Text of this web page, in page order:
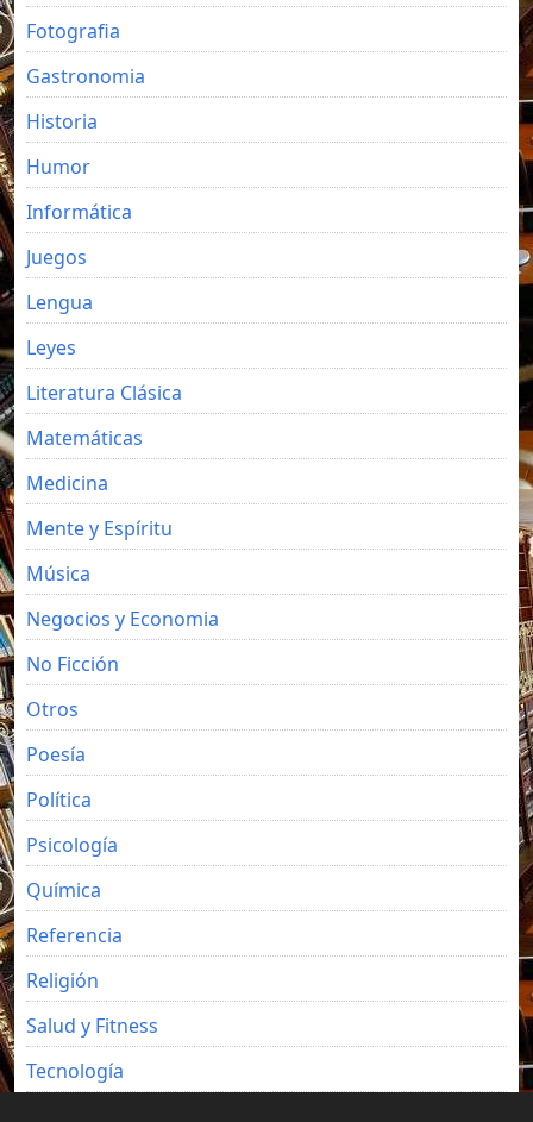
Fotografia
Gastronomia
Historia
Humor
Informática
Juegos
Lengua
Leyes
Literatura Clásica
Matemáticas
Medicina
Mente y Espíritu
Música
Negocios y Economia
No Ficción
Otros
Poesía
Política
Psicología
Química
Referencia
Religión
Salud y Fitness
Tecnología